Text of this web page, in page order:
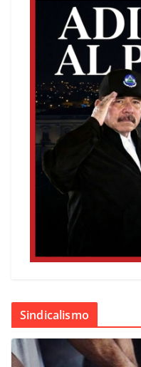
Sindicalismo